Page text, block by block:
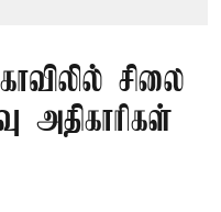
சிலை
அதிகாரிகள்